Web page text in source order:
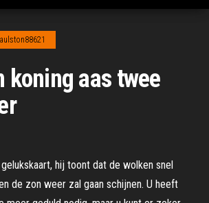
koning aas twee
hij toont dat de wolken snel
de zon weer zal gaan schijnen. U heeft